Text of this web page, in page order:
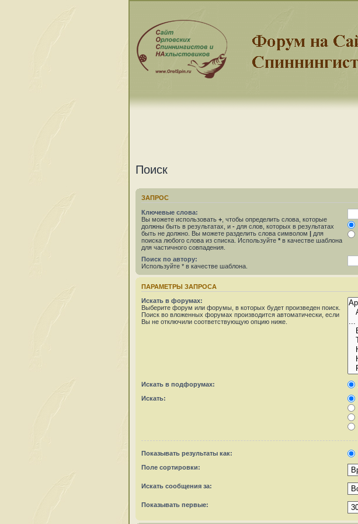
Поиск
ЗАПРОС
Ключевые слова:
Вы можете использовать + , чтобы определить слова, которые
должны быть в результатах, и - для слов, которых в результатах
быть не должно. Вы можете разделить слова символом | для
поиска любого слова из списка. Используйте * в качестве шаблона
для частичного совпадения.
Поиск по автору:
Используйте * в качестве шаблона.
ПАРАМЕТРЫ ЗАПРОСА
Искать в форумах:
Выберите форум или форумы, в которых будет произведен поиск.
Поиск во вложенных форумах производится автоматически, если
Вы не отключили соответствующую опцию ниже.
Искать в подфорумах:
Искать:
Показывать результаты как:
Поле сортировки:
Искать сообщения за:
Показывать первые: